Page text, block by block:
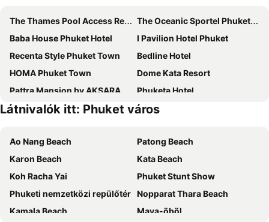
The Thames Pool Access Resort & Villa - SHA Extra Plus
The Oceanic Sportel Phuket - SHA Extra Plus
Baba House Phuket Hotel
I Pavilion Hotel Phuket
Recenta Style Phuket Town
Bedline Hotel
HOMA Phuket Town
Dome Kata Resort
Pattra Mansion by AKSARA Collection
Phuketa Hotel
Marina House MUAYTHAI Ta-iad Phuket
Panwaburi Beachfront Resort
Panwa Beach Side Beachfront
Avista Hideaway Phuket Patong - MGallery
The Bay Exclusive Hotel
Andaman Sea Best Pool Access and Villas
Radisson Resort and Suites Phuket
Lady Naya Villas
The Beachfront Hotel Phuket
Andamantra Resort and Villa Phuket
Hotel Clover Patong Phuket
Novotel Phuket City Phokeethra
Látnivalók itt: Phuket város
Ao Nang Beach
Patong Beach
Karon Beach
Kata Beach
Koh Racha Yai
Phuket Stunt Show
Phuketi nemzetközi repülőtér Nopparat Thara Beach
Kamala Beach
Maya-öböl